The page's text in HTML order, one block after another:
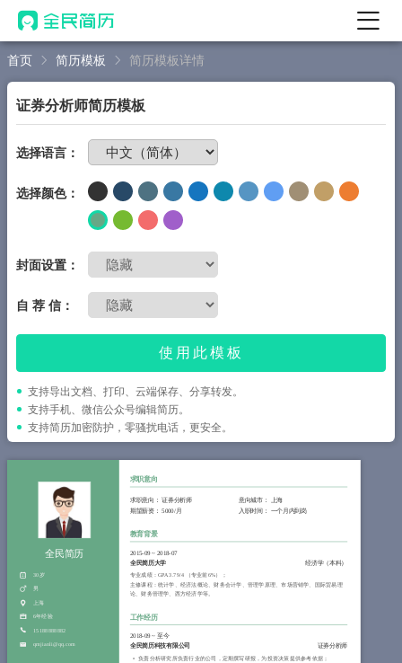
首页
AI 简历工具
AI 优化简历
AI 翻译简历
AI 诊断简历
AI 模拟面试
面试自我介绍
简历教程
登录 / 注册
首页 简历模板 简历模板详情
证券分析师简历模板
选择语言：
选择颜色：
封面设置：
自 荐 信：
使用此模板
支持导出文档、打印、云端保存、分享转发。
支持手机、微信公众号编辑简历。
支持简历加密防护，零骚扰电话，更安全。
全民简历
30岁
男
上海
6年经验
15188888882
qmjianli@qq.com
求职意向
求职意向：证券分析师 意向城市： 上海
期望薪资：5000/月 入职时间： 一个月内到岗
教育背景
2015-09~ 2018-07
全民简历大学
经济学（本科）
专业成绩：GPA 3.79/4 （专业前6%）；
主修课程：统计学、经济法概论、财务会计学、管理学原理、市场营销学、国际贸易理
论、财务管理学、西方经济学等。
工作经历
2018-09~ 至今
全民简历科技有限公司
证券分析师
负责分析研究所负责行业的公司，定期撰写研报，为投资决策提供参考依据；